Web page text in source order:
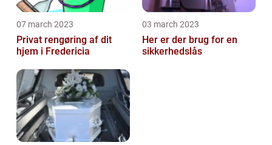
07 march 2023
Privat rengøring af dit
hjem i Fredericia
03 march 2023
Her er der brug for en
sikkerhedslås